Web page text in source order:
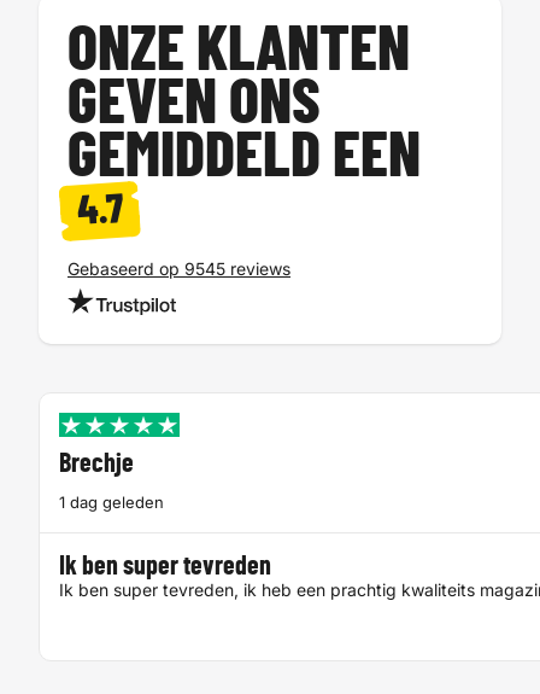
ONZE KLANTEN
GEVEN ONS
GEMIDDELD EEN
4.7
Gebaseerd op 9545 reviews
Brechje
1 dag geleden
Ik ben super tevreden
Ik ben super tevreden, ik heb een prachtig kwaliteits